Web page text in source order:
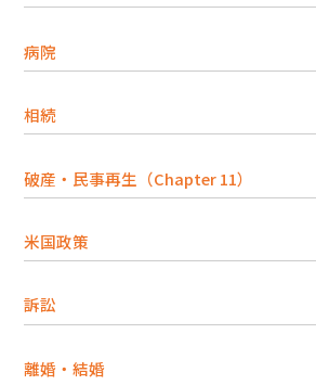
病院
相続
破産・民事再生（Chapter 11）
米国政策
訴訟
離婚・結婚